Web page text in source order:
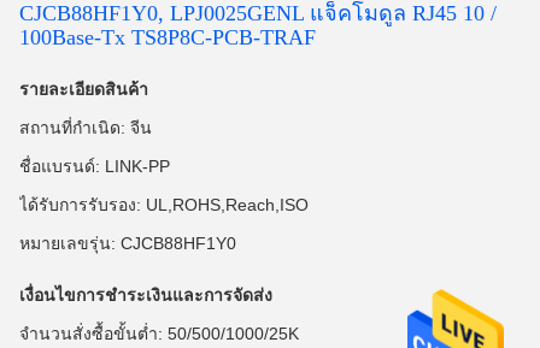
CJCB88HF1Y0, LPJ0025GENL แจ็คโมดูล RJ45 10 /
100Base-Tx TS8P8C-PCB-TRAF
รายละเอียดสินค้า
สถานที่กำเนิด: จีน
ชื่อแบรนด์: LINK-PP
ได้รับการรับรอง: UL,ROHS,Reach,ISO
หมายเลขรุ่น: CJCB88HF1Y0
เงื่อนไขการชำระเงินและการจัดส่ง
จำนวนสั่งซื้อขั้นต่ำ: 50/500/1000/25K